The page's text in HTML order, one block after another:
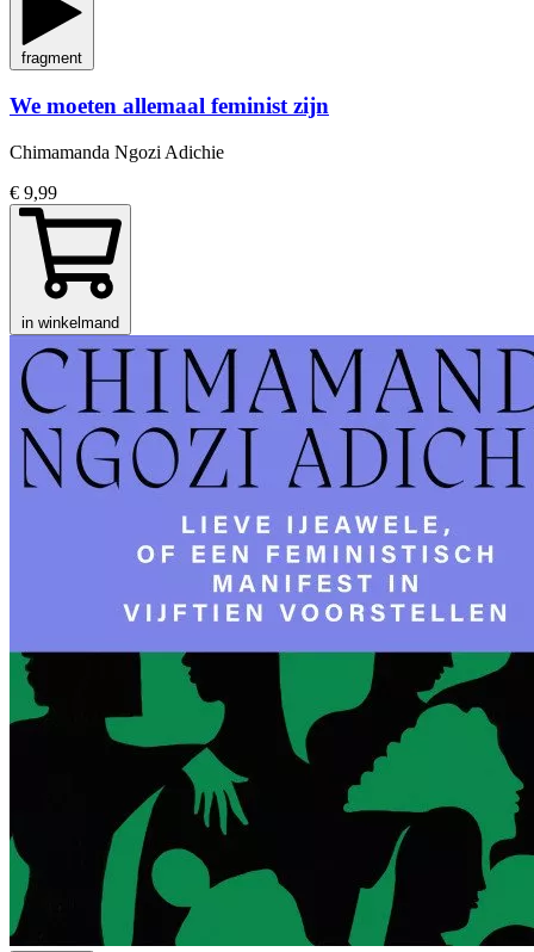
fragment
We moeten allemaal feminist zijn
Chimamanda Ngozi Adichie
€ 9,99
in winkelmand